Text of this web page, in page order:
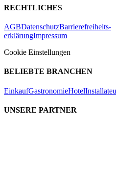
RECHTLICHES
AGBDatenschutzBarrierefreiheits-
erklärungImpressum
Cookie Einstellungen
BELIEBTE BRANCHEN
EinkaufGastronomieHotel
UNSERE PARTNER